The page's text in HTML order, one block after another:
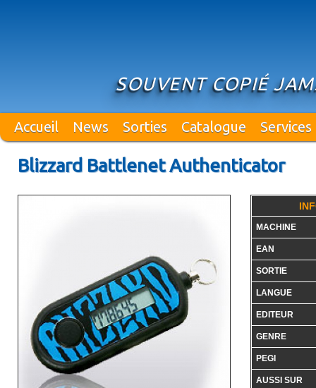
SOUVENT COPIÉ
Accueil News Sorties Catalogue Services
Blizzard Battlenet Authenticator
MACHINE
EAN
SORTIE
LANGUE
EDITEUR
GENRE
PEGI
AUSSI SUR